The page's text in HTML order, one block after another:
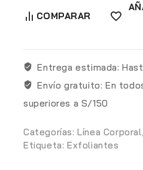
COMPARAR
Entrega estimada:
Envío gratuito: En
superiores a S/150
Categorías:Línea Corporal,
Etiqueta: Exfoliantes